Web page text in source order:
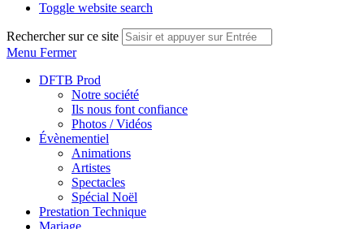
Toggle website search
Rechercher sur ce site
Menu Fermer
DFTB Prod
Notre société
Ils nous font confiance
Photos / Vidéos
Évènementiel
Animations
Artistes
Spectacles
Spécial Noël
Prestation Technique
Mariage